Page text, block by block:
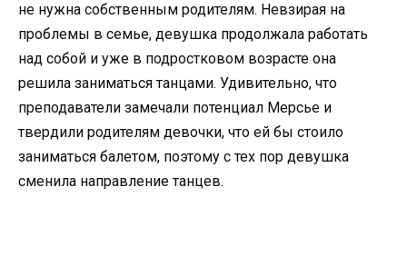
не нужна собственным родителям. Невзирая на
проблемы в семье, девушка продолжала работать
над собой и уже в подростковом возрасте она
решила заниматься танцами. Удивительно, что
преподаватели замечали потенциал Мерсье и
твердили родителям девочки, что ей бы стоило
заниматься балетом, поэтому с тех пор девушка
сменила направление танцев.